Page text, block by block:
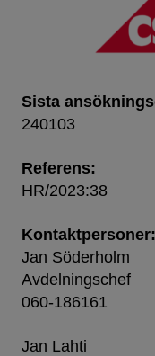
Sista
240103
Referens:
HR/2023:38
Kontaktpersoner:
Jan Söderholm
Avdelningschef
060-186161
Jan Lahti